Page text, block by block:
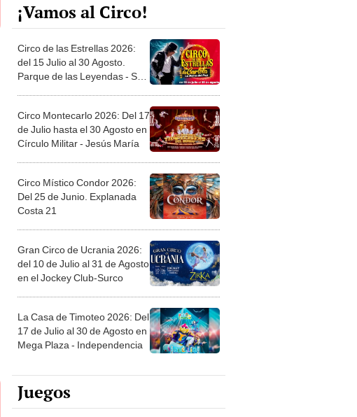
¡Vamos al Circo!
Circo de las Estrellas 2026:
del 15 Julio al 30 Agosto.
Parque de las Leyendas - San
Circo Montecarlo 2026: Del 17
de Julio hasta el 30 Agosto en
Círculo Militar - Jesús María
Circo Místico Condor 2026:
Del 25 de Junio. Explanada
Costa 21
Gran Circo de Ucrania 2026:
del 10 de Julio al 31 de Agosto
en el Jockey Club-Surco
La Casa de Timoteo 2026: Del
17 de Julio al 30 de Agosto en
Mega Plaza - Independencia
Juegos